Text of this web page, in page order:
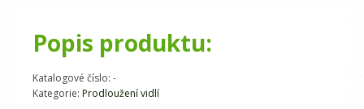
Popis produktu:
Katalogové číslo: -
Kategorie: Prodloužení vidlí